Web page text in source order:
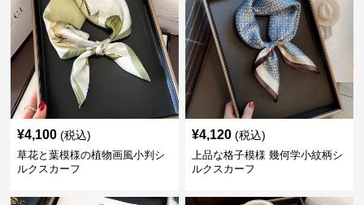
¥4,100 (税込)
草花と葉模様の植物画風小判シ
ルクスカーフ
¥4,120 (税込)
上品な格子模様 幾何学小紋柄シ
ルクスカーフ